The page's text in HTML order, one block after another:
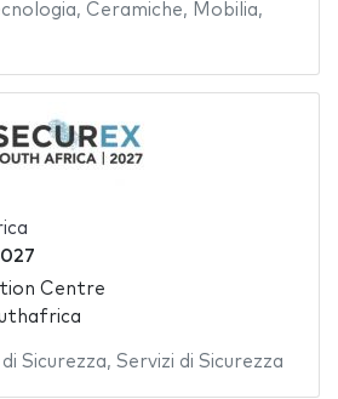
, Ceramiche, Mobilia,
Centre
Sicurezza, Servizi di Sicurezza